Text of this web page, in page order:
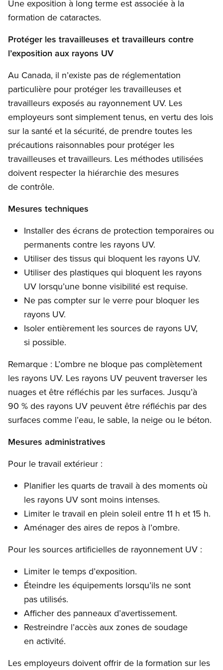
Une exposition à long terme est associée à la
formation de cataractes.
Protéger les travailleuses et travailleurs contre
l’exposition aux rayons UV
Au Canada, il n’existe pas de réglementation
particulière pour protéger les travailleuses et
travailleurs exposés au rayonnement UV. Les
employeurs sont simplement tenus, en vertu des lois
sur la santé et la sécurité, de prendre toutes les
précautions raisonnables pour protéger les
travailleuses et travailleurs. Les méthodes utilisées
doivent respecter la hiérarchie des mesures
de contrôle.
Mesures techniques
Installer des écrans de protection temporaires ou
permanents contre les rayons UV.
Utiliser des tissus qui bloquent les rayons UV.
Utiliser des plastiques qui bloquent les rayons
UV lorsqu’une bonne visibilité est requise.
Ne pas compter sur le verre pour bloquer les
rayons UV.
Isoler entièrement les sources de rayons UV,
si possible.
Remarque : L’ombre ne bloque pas complètement
les rayons UV. Les rayons UV peuvent traverser les
nuages et être réfléchis par les surfaces. Jusqu’à
90 % des rayons UV peuvent être réfléchis par des
surfaces comme l’eau, le sable, la neige ou le béton.
Mesures administratives
Pour le travail extérieur :
Planifier les quarts de travail à des moments où
les rayons UV sont moins intenses.
Limiter le travail en plein soleil entre 11 h et 15 h.
Aménager des aires de repos à l’ombre.
Pour les sources artificielles de rayonnement UV :
Limiter le temps d’exposition.
Éteindre les équipements lorsqu’ils ne sont
pas utilisés.
Afficher des panneaux d’avertissement.
Restreindre l’accès aux zones de soudage
en activité.
Les employeurs doivent offrir de la formation sur les